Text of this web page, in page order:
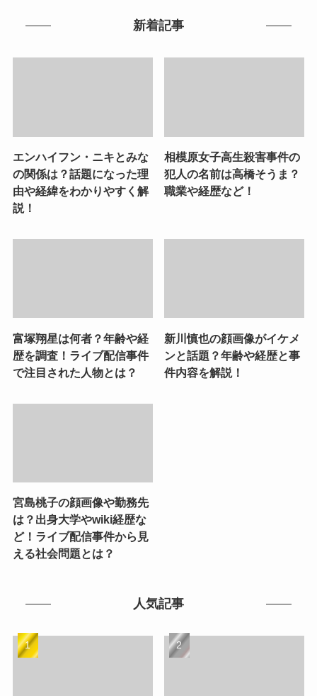
新着記事
エンハイフン・ニキとみな
の関係は？話題になった理
由や経緯をわかりやすく解
説！
相模原女子高生殺害事件の
犯人の名前は高橋そうま？
職業や経歴など！
富塚翔星は何者？年齢や経
歴を調査！ライブ配信事件
で注目された人物とは？
新川慎也の顔画像がイケメ
ンと話題？年齢や経歴と事
件内容を解説！
宮島桃子の顔画像や勤務先
は？出身大学やwiki経歴な
ど！ライブ配信事件から見
える社会問題とは？
人気記事